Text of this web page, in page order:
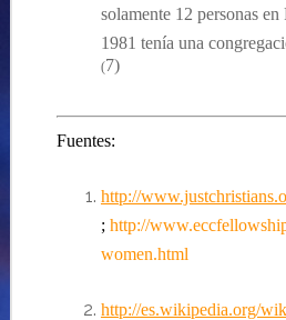
solamente 12 personas
1981 tenía una
(7)
Fuentes:
http://
; http://
women.html
http://es.wikipedia.org/